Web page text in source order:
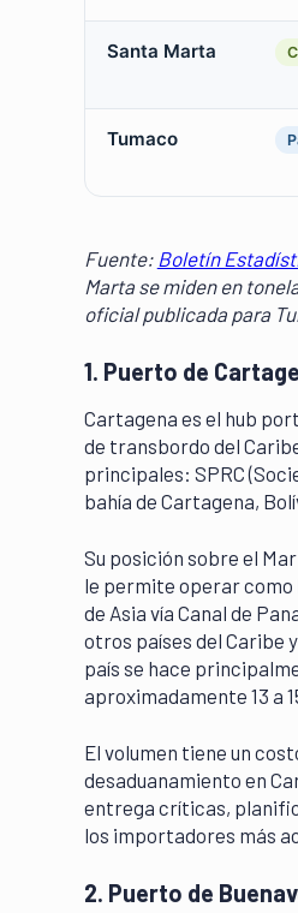
Santa Marta
Tumaco
Fuente: Boletín
Marta se miden en
oficial publicada para
1. Puerto de
Cartagena es el hub
de transbordo del
principales: SPRC
bahía de Cartagena,
Su posición sobre el
le permite operar
de Asia vía Canal de
otros países del Caribe
país se hace
aproximadamente 13 a
El volumen tiene un
desaduanamiento en
entrega críticas,
los importadores más
2. Puerto de